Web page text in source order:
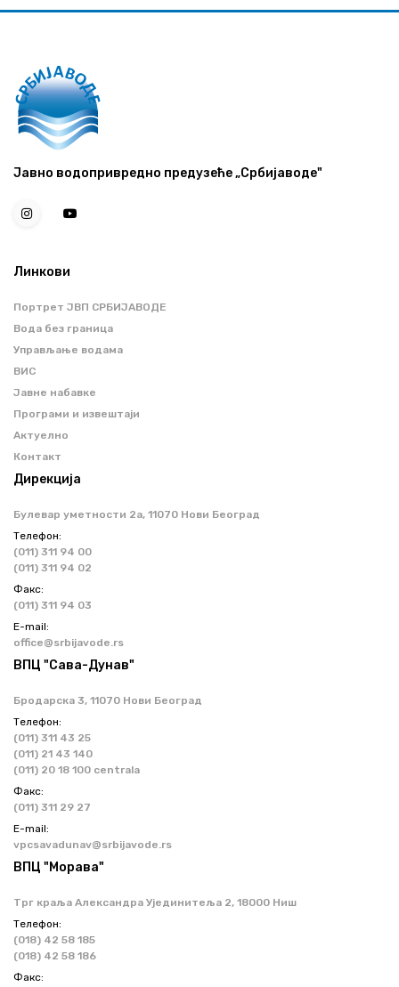
Јавно водопривредно предузеће „Србијаводе"
Линкови
Портрет ЈВП СРБИЈАВОДЕ
Вода без граница
Управљање водама
ВИС
Јавне набавке
Програми и извештаји
Актуелно
Контакт
Дирекција
Булевар уметности 2a, 11070 Нови Београд
Телефон:
(011) 311 94 00
(011) 311 94 02
Факс:
(011) 311 94 03
Е-mail:
office@srbijavode.rs
ВПЦ "Сава-Дунав"
Бродарска 3, 11070 Нови Београд
Телефон:
(011) 311 43 25
(011) 21 43 140
(011) 20 18 100 centrala
Факс:
(011) 311 29 27
Е-mail:
vpcsavadunav@srbijavode.rs
ВПЦ "Морава"
Трг краља Александра Ујединитеља 2, 18000 Ниш
Телефон:
(018) 42 58 185
(018) 42 58 186
Факс: